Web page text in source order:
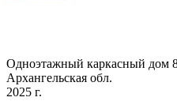
Одноэтажный каркасный дом
Архангельская обл.
2025 г.